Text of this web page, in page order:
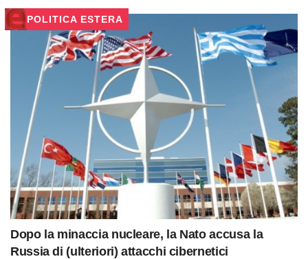
POLITICA ESTERA
Dopo la minaccia nucleare, la Nato accusa la
Russia di (ulteriori) attacchi cibernetici